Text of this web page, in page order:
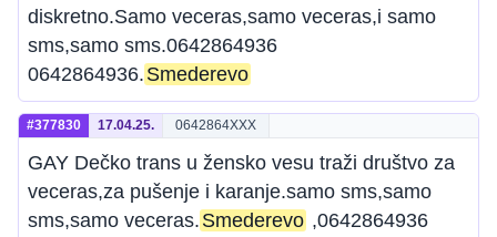
diskretno.Samo veceras,samo veceras,i samo
sms,samo sms.0642864936
0642864936. Smederevo
#377830 17.04.25. 0642864XXX
GAY Dečko trans u žensko vesu traži društvo za
veceras,za pušenje i karanje.samo sms,samo
sms,samo veceras. Smederevo ,0642864936